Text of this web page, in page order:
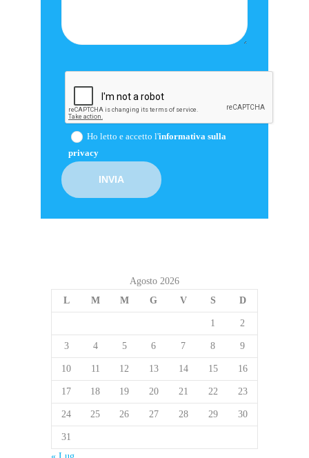
Ho letto e accetto l'informativa sulla
privacy
Agosto 2026
L
M M G V S D
1 2
3 4 5 6 7 8 9
10 11 12 13 14 15 16
17 18 19 20 21 22 23
24 25 26 27 28 29 30
31